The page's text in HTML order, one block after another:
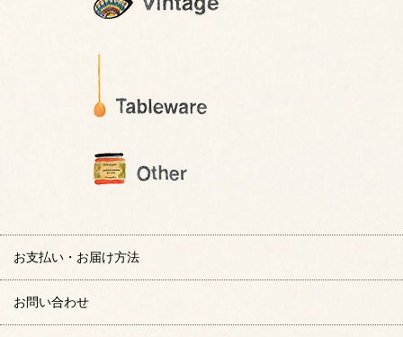
お支払い・お届け方法
お問い合わせ